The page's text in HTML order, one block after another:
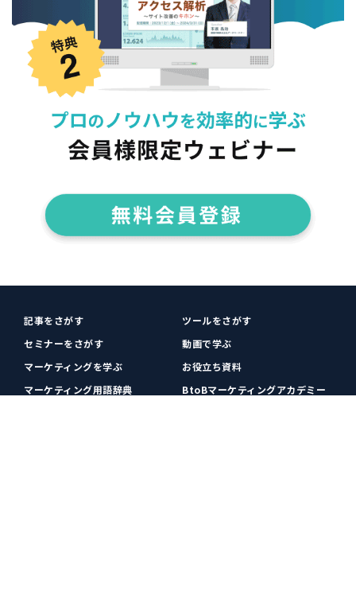
記事をさがす
ツールをさがす
セミナーをさがす
動画で学ぶ
マーケティングを学ぶ
お役立ち資料
マーケティング用語辞典
BtoBマーケティングアカデミー